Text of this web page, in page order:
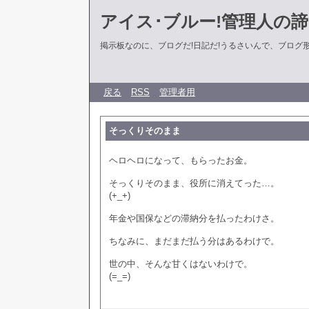
アイス･ブルー!管理人の
掲示板なのに、ブログだ!日記だ!うるさいんで、ブログ
戻る RSS 管理者用
そっくりそのまま
ヘロヘロになって、もらったお金。
そっくりそのまま、役所に消えてった…。
(+_+)
年金や国保などの滞納分を払ったわけさ。
ちなみに、まだまだ払う分はあるわけで。
世の中、そんな甘くはないわけで。
(=_=)